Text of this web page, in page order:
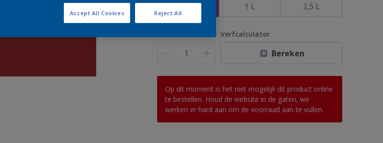
500 ML 1 L 2,5 L
Verfcalculator
Bereken
Op dit moment is het niet mogelijk dit product online
te bestellen. Houd de website in de gaten, we
werken er hard aan om de voorraad aan te vullen.
Reject All
Accept All Cookies